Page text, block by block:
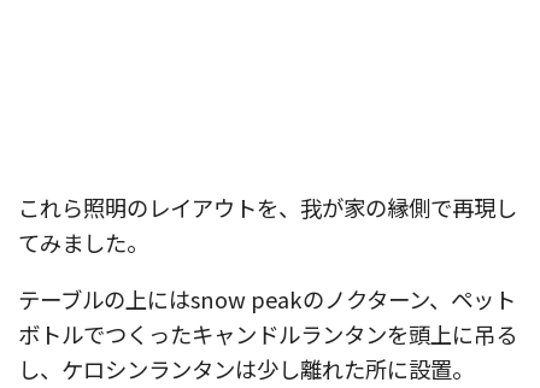
これら照明のレイアウトを、我が家の縁側で再現し
てみました。
テーブルの上にはsnow peakのノクターン、ペット
ボトルでつくったキャンドルランタンを頭上に吊る
し、ケロシンランタンは少し離れた所に設置。